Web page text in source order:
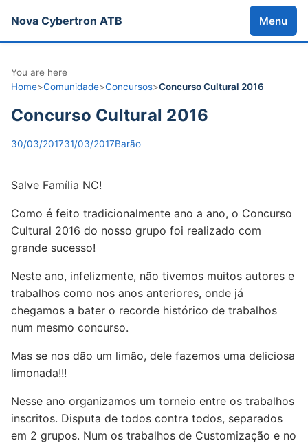
Nova Cybertron ATB Menu
You are here
Home>Comunidade>Concursos>Concurso Cultural 2016
Concurso Cultural 2016
30/03/201731/03/2017Barão
Salve Família NC!
Como é feito tradicionalmente ano a ano, o Concurso
Cultural 2016 do nosso grupo foi realizado com
grande sucesso!
Neste ano, infelizmente, não tivemos muitos autores e
trabalhos como nos anos anteriores, onde já
chegamos a bater o recorde histórico de trabalhos
num mesmo concurso.
Mas se nos dão um limão, dele fazemos uma deliciosa
limonada!!!
Nesse ano organizamos um torneio entre os trabalhos
inscritos. Disputa de todos contra todos, separados
em 2 grupos. Num os trabalhos de Customização e no